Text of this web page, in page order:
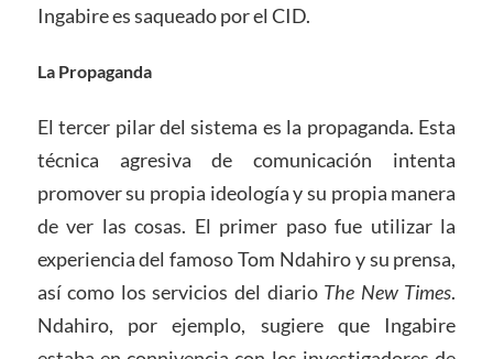
Ingabire es saqueado por el CID.
La Propaganda
El tercer pilar del sistema es la propaganda. Esta
técnica agresiva de comunicación intenta
promover su propia ideología y su propia manera
de ver las cosas. El primer paso fue utilizar la
experiencia del famoso Tom Ndahiro y su prensa,
así como los servicios del diario The New Times.
Ndahiro, por ejemplo, sugiere que Ingabire